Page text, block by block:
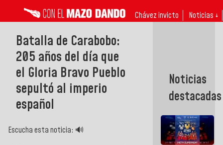
Chávez invicto Noticias ↓
Batalla de Carabobo:
205 años del día que
el Gloria Bravo Pueblo
sepultó al imperio
español
Escucha esta noticia: 🔊
Noticias
destacadas